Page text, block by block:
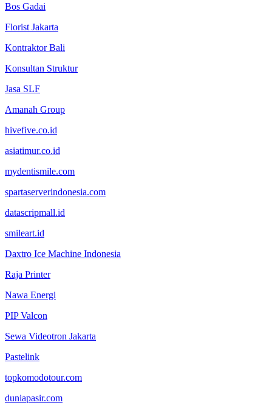
Bos Gadai
Florist Jakarta
Kontraktor Bali
Konsultan Struktur
Jasa SLF
Amanah Group
hivefive.co.id
asiatimur.co.id
mydentismile.com
spartaserverindonesia.com
datascripmall.id
smileart.id
Daxtro Ice Machine Indonesia
Raja Printer
Nawa Energi
PIP Valcon
Sewa Videotron Jakarta
Pastelink
topkomodotour.com
duniapasir.com